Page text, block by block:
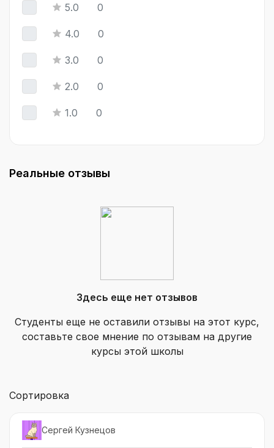
5.0 0
4.0 0
3.0 0
2.0 0
1.0 0
Реальные отзывы
Здесь еще нет отзывов
Студенты еще не оставили отзывы на этот курс,
составьте свое мнение по отзывам на другие
курсы этой школы
Сортировка
Сергей Кузнецов